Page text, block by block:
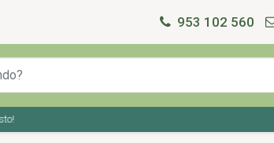
953 102 560